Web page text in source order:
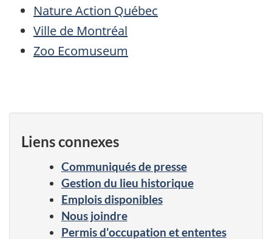
Nature Action Québec
Ville de Montréal
Zoo Ecomuseum
Liens connexes
Communiqués de presse
Gestion du lieu historique
Emplois disponibles
Nous joindre
Permis d'occupation et ententes